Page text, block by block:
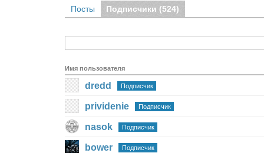
Посты Подписчики (524)
Имя пользователя
dredd Подписчик
prividenie Подписчик
nasok Подписчик
bower Подписчик